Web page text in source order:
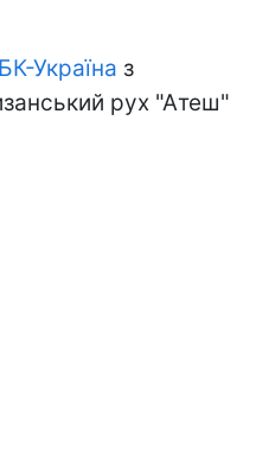
Україна з
рух "Атеш"